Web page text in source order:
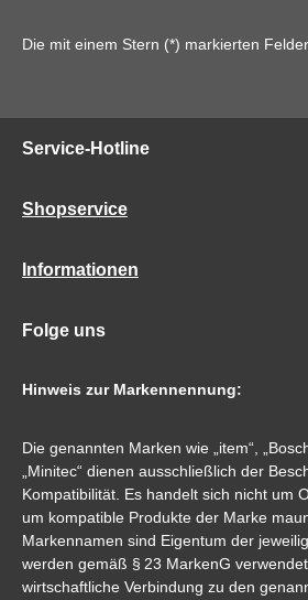
Die mit einem Stern (*) markierten
Service-Hotline
Shopservice
Informationen
Folge uns
Hinweis zur Markennennung:
Die genannten Marken wie „item“,
„Minitec“ dienen ausschließlich der
Kompatibilität. Es handelt sich nicht um
um kompatible Produkte der Marke
Markennamen sind Eigentum der
werden gemäß § 23 MarkenG
wirtschaftliche Verbindung zu den